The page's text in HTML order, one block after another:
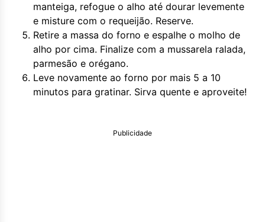
manteiga, refogue o alho até dourar levemente
e misture com o requeijão. Reserve.
Retire a massa do forno e espalhe o molho de
alho por cima. Finalize com a mussarela ralada,
parmesão e orégano.
Leve novamente ao forno por mais 5 a 10
minutos para gratinar. Sirva quente e aproveite!
Publicidade